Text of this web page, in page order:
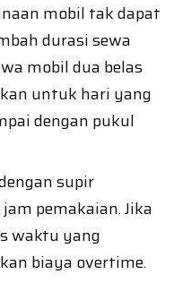
mobil tak dapat
durasi sewa
mobil dua belas
untuk hari yang
dengan pukul
supir
pemakaian. Jika
waktu yang
biaya overtime.